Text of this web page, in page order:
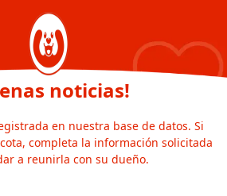
noticias!
en nuestra base de datos. Si
completa la información solicitada
a reunirla con su dueño.